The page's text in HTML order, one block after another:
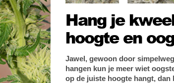
Hang je
hoogte en
Jawel, gewoon door
hangen kun je meer wiet
op de juiste hoogte hangt,